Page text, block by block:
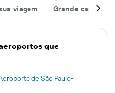
viagem Grande
que
de São Paulo-